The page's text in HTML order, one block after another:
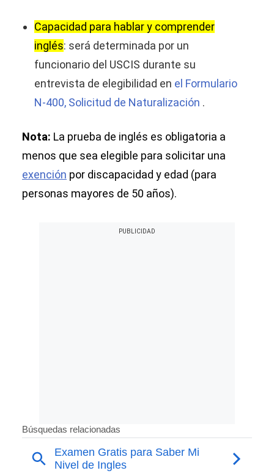
Capacidad para hablar y comprender
inglés: será determinada por un
funcionario del USCIS durante su
entrevista de elegibilidad en el Formulario
N-400, Solicitud de Naturalización .
Nota: La prueba de inglés es obligatoria a
menos que sea elegible para solicitar una
exención por discapacidad y edad (para
personas mayores de 50 años).